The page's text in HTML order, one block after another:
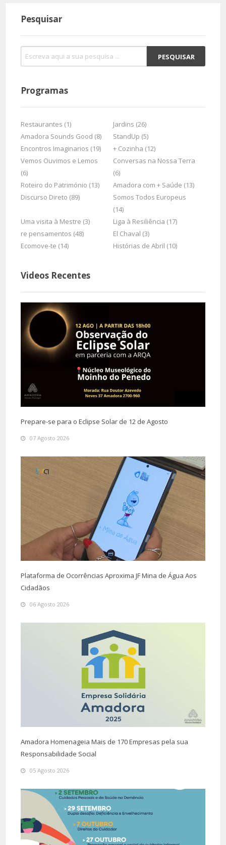
Pesquisar
Programas
Restaurantes (1)
Jardins (26)
Amadora Sounds Good (8)
StandUp (5)
Encontros Imaginarios (19)
+ Cozinha (12)
Vemos Ouvimos e Lemos
(6)
Conversas na Nossa Terra
(6)
Roteiro do Património (13)
Amadora com + Saúde (13)
Discurso Direto (89)
Somos Todos Europeus
(14)
Uma visita à Mestre (3)
Liga à Resiliência (17)
re pensamentos (48)
El Chaval (3)
Ecomove-te (14)
Histórias de Abril (10)
Videos Recentes
Prepare-se para o Eclipse Solar de 12 de Agosto
07 Agosto 2026
Plataforma de Ocorrências Aproxima JF Mina de Água Aos
Cidadãos
06 Agosto 2026
Amadora Homenageia Mais de 170 Empresas pela sua
Responsabilidade Social
05 Agosto 2026